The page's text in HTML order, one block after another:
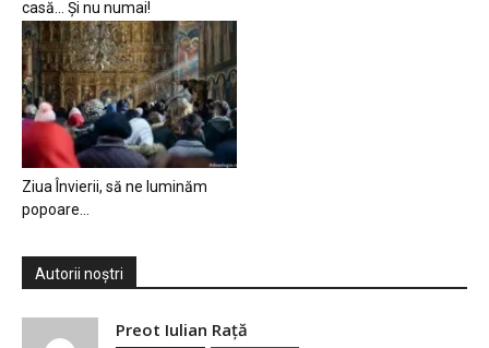
casă… Și nu numai!
Ziua Învierii, să ne luminăm
popoare…
Autorii noștri
Preot Iulian Raţă